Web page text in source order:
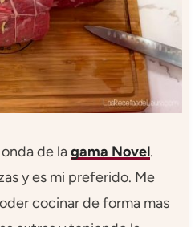
de lagama Novel.
y es mi preferido. Me
cocinar de forma mas